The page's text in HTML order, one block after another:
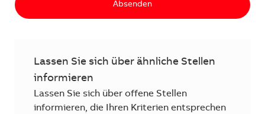
Absenden
Lassen Sie sich über ähnliche Stellen
informieren
Lassen Sie sich über offene Stellen
informieren, die Ihren Kriterien entsprechen